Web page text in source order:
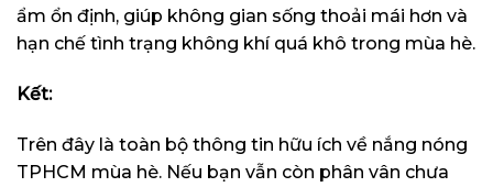
ẩm ổn định, giúp không gian sống thoải mái hơn và
hạn chế tình trạng không khí quá khô trong mùa hè.
Kết:
Trên đây là toàn bộ thông tin hữu ích về nắng nóng
TPHCM mùa hè. Nếu bạn vẫn còn phân vân chưa